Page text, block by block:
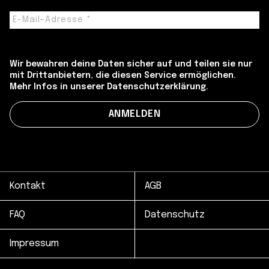
Wir bewahren deine Daten sicher auf und teilen sie nur
mit Drittanbietern, die diesen Service ermöglichen.
Mehr Infos in unserer Datenschutzerklärung.
Kontakt AGB
FAQ Datenschutz
Impressum